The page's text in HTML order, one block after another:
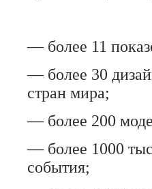
— более 11
— более 30
стран мира;
— более 200
— более 1000
события;